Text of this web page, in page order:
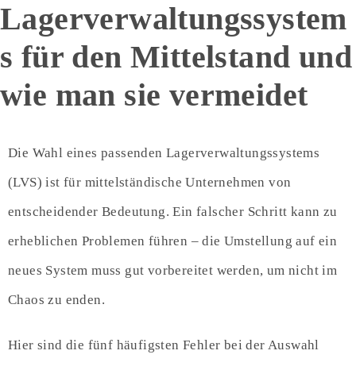
Lagerverwaltungssystem
s für den Mittelstand und
wie man sie vermeidet
Die Wahl eines passenden Lagerverwaltungssystems
(LVS) ist für mittelständische Unternehmen von
entscheidender Bedeutung. Ein falscher Schritt kann zu
erheblichen Problemen führen – die Umstellung auf ein
neues System muss gut vorbereitet werden, um nicht im
Chaos zu enden.
Hier sind die fünf häufigsten Fehler bei der Auswahl